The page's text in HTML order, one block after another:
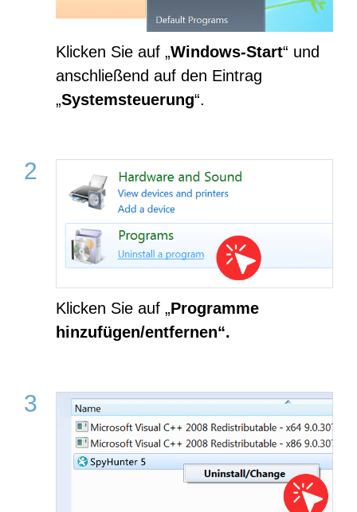
Klicken Sie auf „Windows-Start“ und
anschließend auf den Eintrag
„Systemsteuerung“.
Klicken Sie auf „Programme
hinzufügen/entfernen“.